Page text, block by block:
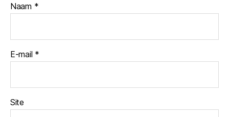
Naam *
E-mail *
Site